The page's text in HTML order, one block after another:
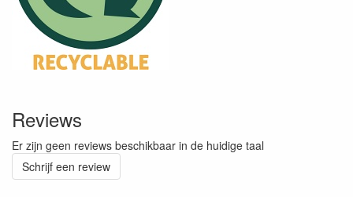
Reviews
Er zijn geen reviews beschikbaar in de huidige taal
Schrijf een review